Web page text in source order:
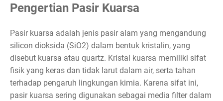
Pengertian Pasir Kuarsa
Pasir kuarsa adalah jenis pasir alam yang mengandung
silicon dioksida (SiO2) dalam bentuk kristalin, yang
disebut kuarsa atau quartz. Kristal kuarsa memiliki sifat
fisik yang keras dan tidak larut dalam air, serta tahan
terhadap pengaruh lingkungan kimia. Karena sifat ini,
pasir kuarsa sering digunakan sebagai media filter dalam